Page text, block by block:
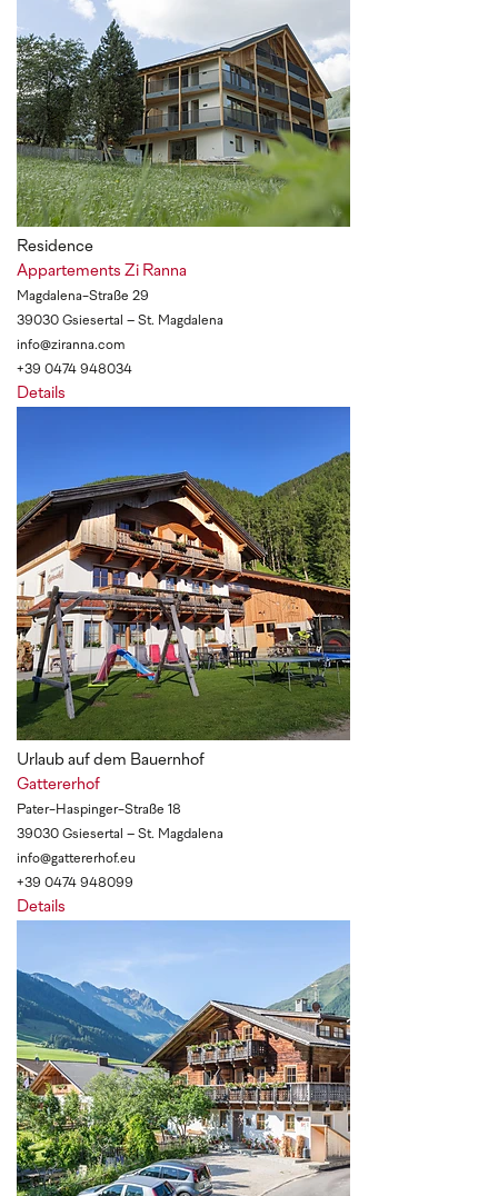
Residence
Appartements Zi Ranna
Magdalena-Straße 29
39030 Gsiesertal – St. Magdalena
info@ziranna.com
+39 0474 948034
Details
Urlaub auf dem Bauernhof
Gattererhof
Pater-Haspinger-Straße 18
39030 Gsiesertal – St. Magdalena
info@gattererhof.eu
+39 0474 948099
Details